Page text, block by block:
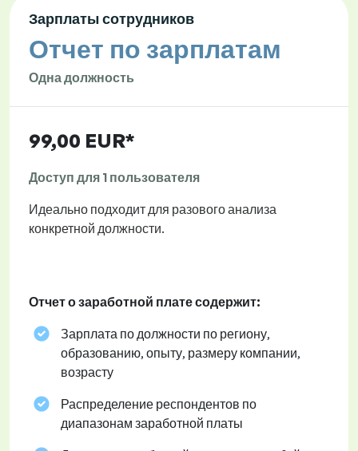
Зарплаты сотрудников
Отчет по зарплатам
Одна должность
99,00 EUR*
Доступ для 1 пользователя
Идеально подходит для разового анализа
конкретной должности.
Отчет о заработной плате содержит:
Зарплата по должности по региону,
образованию, опыту, размеру компании,
возрасту
Распределение респондентов по
диапазонам заработной платы